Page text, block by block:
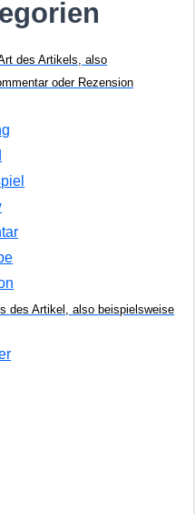
des Artikels, also
oder Rezension
des Artikel, also beispielsweise